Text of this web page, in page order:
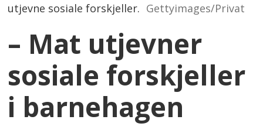
utjevne sosiale forskjeller. Gettyimages/Privat
– Mat utjevner
sosiale forskjeller
i barnehagen